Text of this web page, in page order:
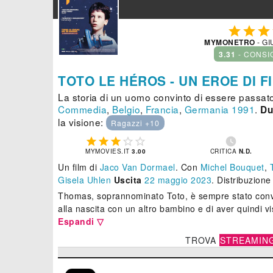

MYMONETRO -
3.31 -
TOTO LE HÉROS - UN EROE DI
La storia di un uomo convinto di essere
Commedia, Belgio, Francia, Germania 1991.
la visione:
Ragazzi +10
    
MYMOVIES.IT3.00

CRITICA N.D.
Un film di Jaco Van Dormael. Con Michel Bouquet,
Gisela Uhlen Uscita 22 maggio 2023. Distribuzione
Thomas, soprannominato Toto, è sempre stato
alla nascita con un altro bambino e di aver quindi
Espandi ▽
TROVA